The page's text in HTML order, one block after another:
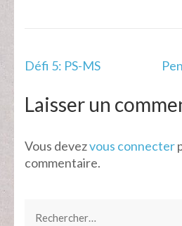
Navigation
l’article
Défi 5: PS-MS
Laisser un
Vous devezvous connecter
commentaire.
Rechercher :